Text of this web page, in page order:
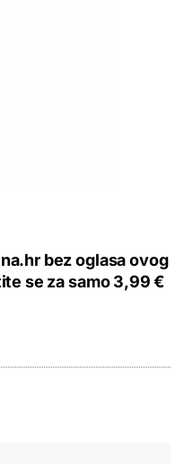
bez oglasa ovog
se za samo 3,99 €